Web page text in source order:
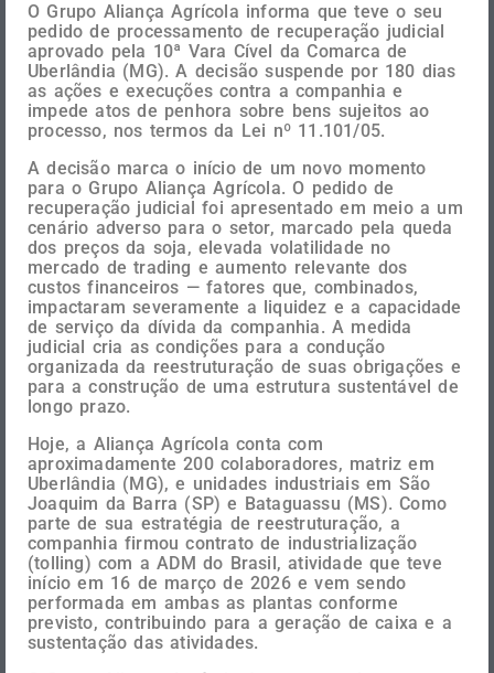
Na Aliança Agrícola do Cerrado, as
oportunidades são constantes e
possibilitam o crescimento de nossos
profissionais em todos os setores.
The unique climate motivates our team
Your e-mail*
Submit your resume*
Drag & Drop Files,
Choose Files to Upload
Extension supported: PDF
I am aware of and agree to
Sodrugestvo Data Protection
Protection Terms and Policies,
available through the link below
O Grupo Aliança Agrícola informa que teve o seu
pedido de processamento de recuperação judicial
aprovado pela 10ª Vara Cível da Comarca de
Uberlândia (MG). A decisão suspende por 180 dias
as ações e execuções contra a companhia e
impede atos de penhora sobre bens sujeitos ao
processo, nos termos da Lei nº 11.101/05.
A decisão marca o início de um novo momento
para o Grupo Aliança Agrícola. O pedido de
recuperação judicial foi apresentado em meio a um
cenário adverso para o setor, marcado pela queda
dos preços da soja, elevada volatilidade no
mercado de trading e aumento relevante dos
custos financeiros — fatores que, combinados,
impactaram severamente a liquidez e a capacidade
de serviço da dívida da companhia. A medida
judicial cria as condições para a condução
organizada da reestruturação de suas obrigações e
para a construção de uma estrutura sustentável de
longo prazo.
Hoje, a Aliança Agrícola conta com
aproximadamente 200 colaboradores, matriz em
Uberlândia (MG), e unidades industriais em São
Joaquim da Barra (SP) e Bataguassu (MS). Como
parte de sua estratégia de reestruturação, a
companhia firmou contrato de industrialização
(tolling) com a ADM do Brasil, atividade que teve
início em 16 de março de 2026 e vem sendo
performada em ambas as plantas conforme
previsto, contribuindo para a geração de caixa e a
sustentação das atividades.